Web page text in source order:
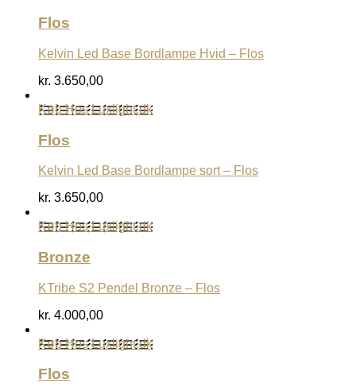
Flos
Kelvin Led Base Bordlampe Hvid – Flos
kr. 3.650,00
Køb Hos Luxlight.dk
Flos
Kelvin Led Base Bordlampe sort – Flos
kr. 3.650,00
Køb Hos Luxlight.dk
Bronze
KTribe S2 Pendel Bronze – Flos
kr. 4.000,00
Køb Hos Luxlight.dk
Flos